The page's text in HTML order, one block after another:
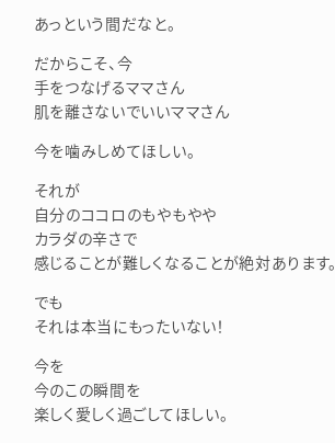
あっという間だなと。
だからこそ、今
手をつなげるママさん
肌を離さないでいいママさん
今を噛みしめてほしい。
それが
自分のココロのもやもやや
カラダの辛さで
感じることが難しくなることが絶対あります。
でも
それは本当にもったいない！
今を
今のこの瞬間を
楽しく愛しく過ごしてほしい。